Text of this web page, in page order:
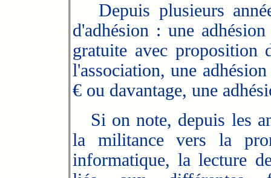
Depuis plusieurs
d'adhésion : une
gratuite avec proposition
l'association, une
€ ou davantage, une
Si on note, depuis les
la militance vers la
informatique, la lecture